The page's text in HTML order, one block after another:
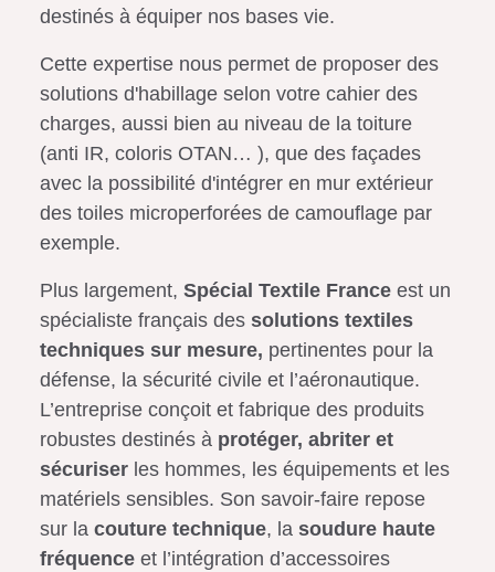
destinés à équiper nos bases vie.
Cette expertise nous permet de proposer des
solutions d'habillage selon votre cahier des
charges, aussi bien au niveau de la toiture
(anti IR, coloris OTAN… ), que des façades
avec la possibilité d'intégrer en mur extérieur
des toiles microperforées de camouflage par
exemple.
Plus largement, Spécial Textile Franceest un
spécialiste français des solutions textiles
techniques sur mesure, pertinentes pour la
défense, la sécurité civile et l’aéronautique.
L’entreprise conçoit et fabrique des produits
robustes destinés à protéger, abriter et
sécuriserles hommes, les équipements et les
matériels sensibles. Son savoir-faire repose
sur la couture technique, la soudure haute
fréquenceet l’intégration d’accessoires